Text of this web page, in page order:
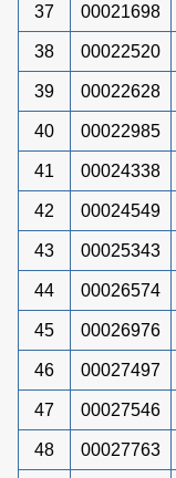
37 00021698
38 00022520
39 00022628
40 00022985
41 00024338
42 00024549
43 00025343
44 00026574
45 00026976
46 00027497
47 00027546
48 00027763